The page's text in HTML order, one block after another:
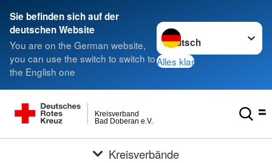
Sie befinden sich auf der
deutschen Website
You are on the German website,
you can use the switch to switch to
the English one
Sprache wechseln zu
Alles klar
Bad Doberan e.V.
Kreisverband
Kreisverbände